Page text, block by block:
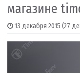
магазине
13 декабря 2015 (27